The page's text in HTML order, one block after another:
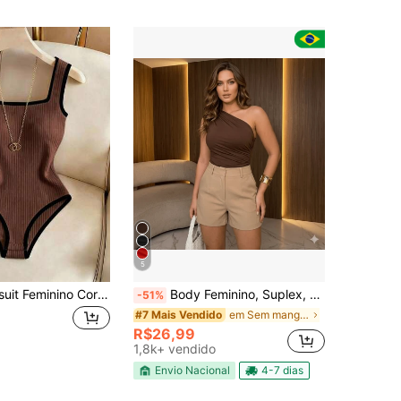
Franclia Bodysuit Feminino Cor Damasco com Contraste, Decote Quadrado, Canelado Escovado, Roupa Casual Elegante para Férias de Verão na Praia, Estilo Y2K para Show de Música Country e Festival, Bodysuit para Trabalho e Eventos Sociais
5
-51% Body Feminino, Suplex, Plissado, Mula Manca, franzido, Um Ombro só, Pregreado, manga nula Elegante, Moderno, Sofisticado, Primavera Casual Sensual Plus Size
#7 Mais Vendido em Sem mangas Macacões Femininos
R$26,99
1,8k+ vendido
Envio Nacional 4-7 dias